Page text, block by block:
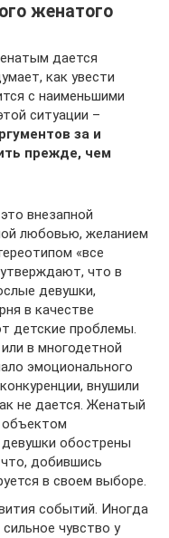
женатого
дается
как увести
с наименьшими
ситуации –
за и
прежде, чем
внезапной
любовью, желанием
«все
что в
девушки,
в качестве
детские проблемы.
в многодетной
эмоционального
внушили
не дается. Женатый
объектом
девушки обострены
добившись
в своем выборе.
событий. Иногда
чувство у